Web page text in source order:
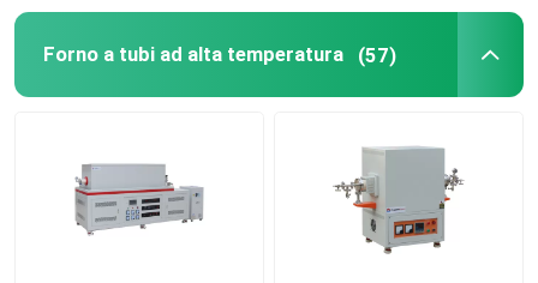
Forno a tubi ad alta temperatura (57)